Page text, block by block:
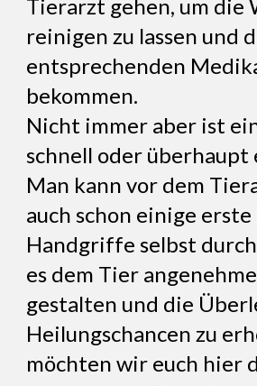
Tierarzt gehen, um die
reinigen zu lassen und
entsprechenden
bekommen.
Nicht immer aber ist
schnell oder überhaupt
Man kann vor dem
auch schon einige
Handgriffe selbst
es dem Tier
gestalten und die
Heilungschancen zu
möchten wir euch hier